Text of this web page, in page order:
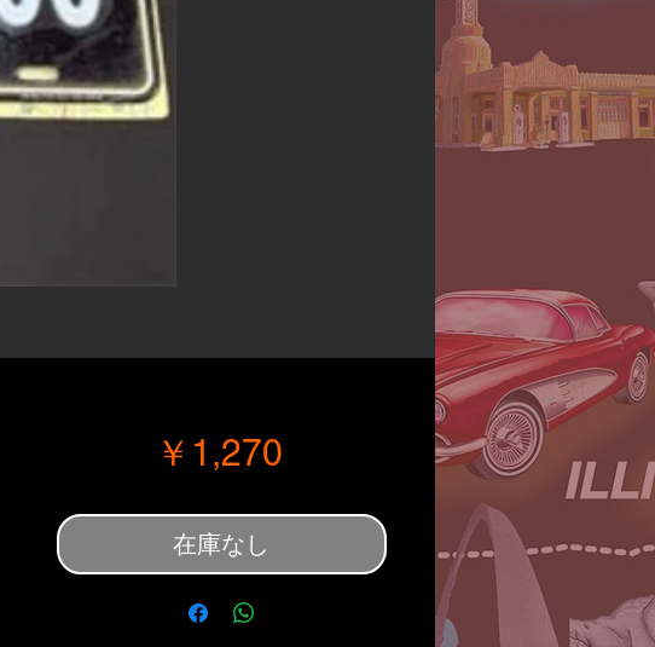
￥1,270価格
在庫なし